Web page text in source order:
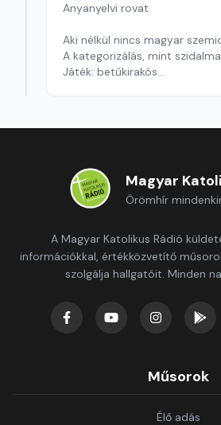
Anyanyelvi rovat
Aki nélkül nincs magyar
A kategorizálás, mint
Játék: betűkirakós
Magyar
Örömhír
A Magyar Katolikus Rádió
információkkal, értékközvetítő
szolgálja hallgatóit. Minden
Műsorok
Élő adás